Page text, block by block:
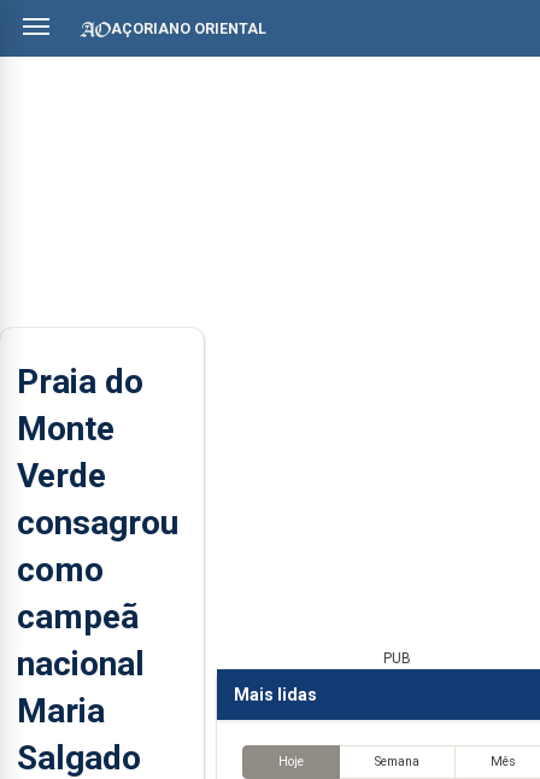
AÇORIANO ORIENTAL
Praia do
Monte
Verde
consagrou
como
campeã
nacional
Maria
Salgado
PUB
Mais lidas
Hoje Semana Mês